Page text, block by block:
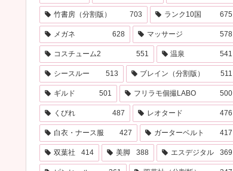
竹書房（分割版） 703 ランク10国 675
メガネ 628 マッサージ 578
コスチューム2 551 温泉 541
シースルー 513 ブレイン（分割版） 511
ギルド 501 フリラモ個撮LABO 500
くびれ 487 レオタード 476
白衣・ナース服 427 ガーターベルト 417
双葉社 414 美脚 388 エスデジタル 369